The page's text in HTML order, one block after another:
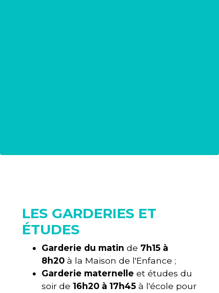
LES GARDERIES ET
ÉTUDES
Garderie du matin de 7h15 à
8h20 à la Maison de l'Enfance ;
Garderie maternelle et études du
soir de 16h20 à 17h45 à l'école pour